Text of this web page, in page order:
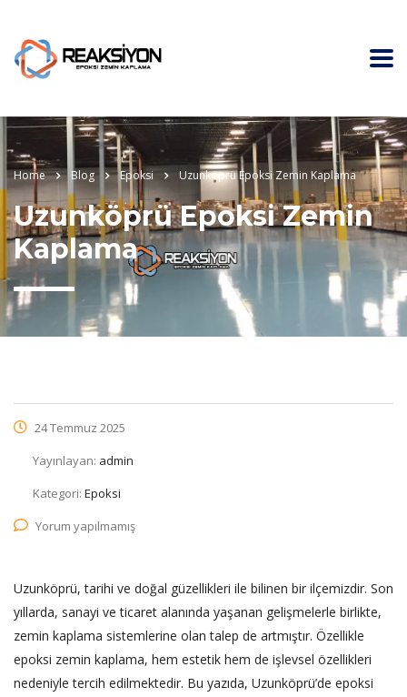
Home Blog Epoksi Uzunköprü Epoksi Zemin Kaplama
Uzunköprü Epoksi Zemin
Kaplama
24 Temmuz 2025
Yayınlayan: admin
Kategori: Epoksi
Yorum yapılmamış
Uzunköprü, tarihi ve doğal güzellikleri ile bilinen bir ilçemizdir. Son
yıllarda, sanayi ve ticaret alanında yaşanan gelişmelerle birlikte,
zemin kaplama sistemlerine olan talep de artmıştır. Özellikle
epoksi zemin kaplama, hem estetik hem de işlevsel özellikleri
nedeniyle tercih edilmektedir. Bu yazıda, Uzunköprü’de epoksi